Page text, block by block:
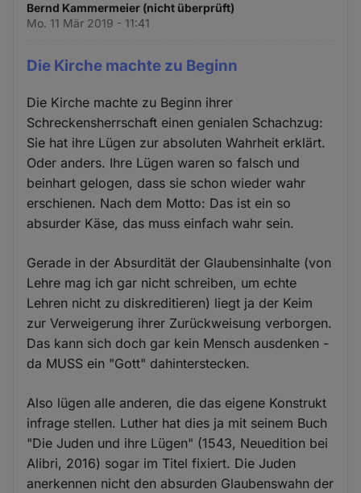
Bernd Kammermeier (nicht überprüft)
Mo. 11 Mär 2019 - 11:41
Die Kirche machte zu Beginn
Die Kirche machte zu Beginn ihrer
Schreckensherrschaft einen genialen Schachzug:
Sie hat ihre Lügen zur absoluten Wahrheit erklärt.
Oder anders. Ihre Lügen waren so falsch und
beinhart gelogen, dass sie schon wieder wahr
erschienen. Nach dem Motto: Das ist ein so
absurder Käse, das muss einfach wahr sein.
Gerade in der Absurdität der Glaubensinhalte (von
Lehre mag ich gar nicht schreiben, um echte
Lehren nicht zu diskreditieren) liegt ja der Keim
zur Verweigerung ihrer Zurückweisung verborgen.
Das kann sich doch gar kein Mensch ausdenken -
da MUSS ein "Gott" dahinterstecken.
Also lügen alle anderen, die das eigene Konstrukt
infrage stellen. Luther hat dies ja mit seinem Buch
"Die Juden und ihre Lügen" (1543, Neuedition bei
Alibri, 2016) sogar im Titel fixiert. Die Juden
anerkennen nicht den absurden Glaubenswahn der